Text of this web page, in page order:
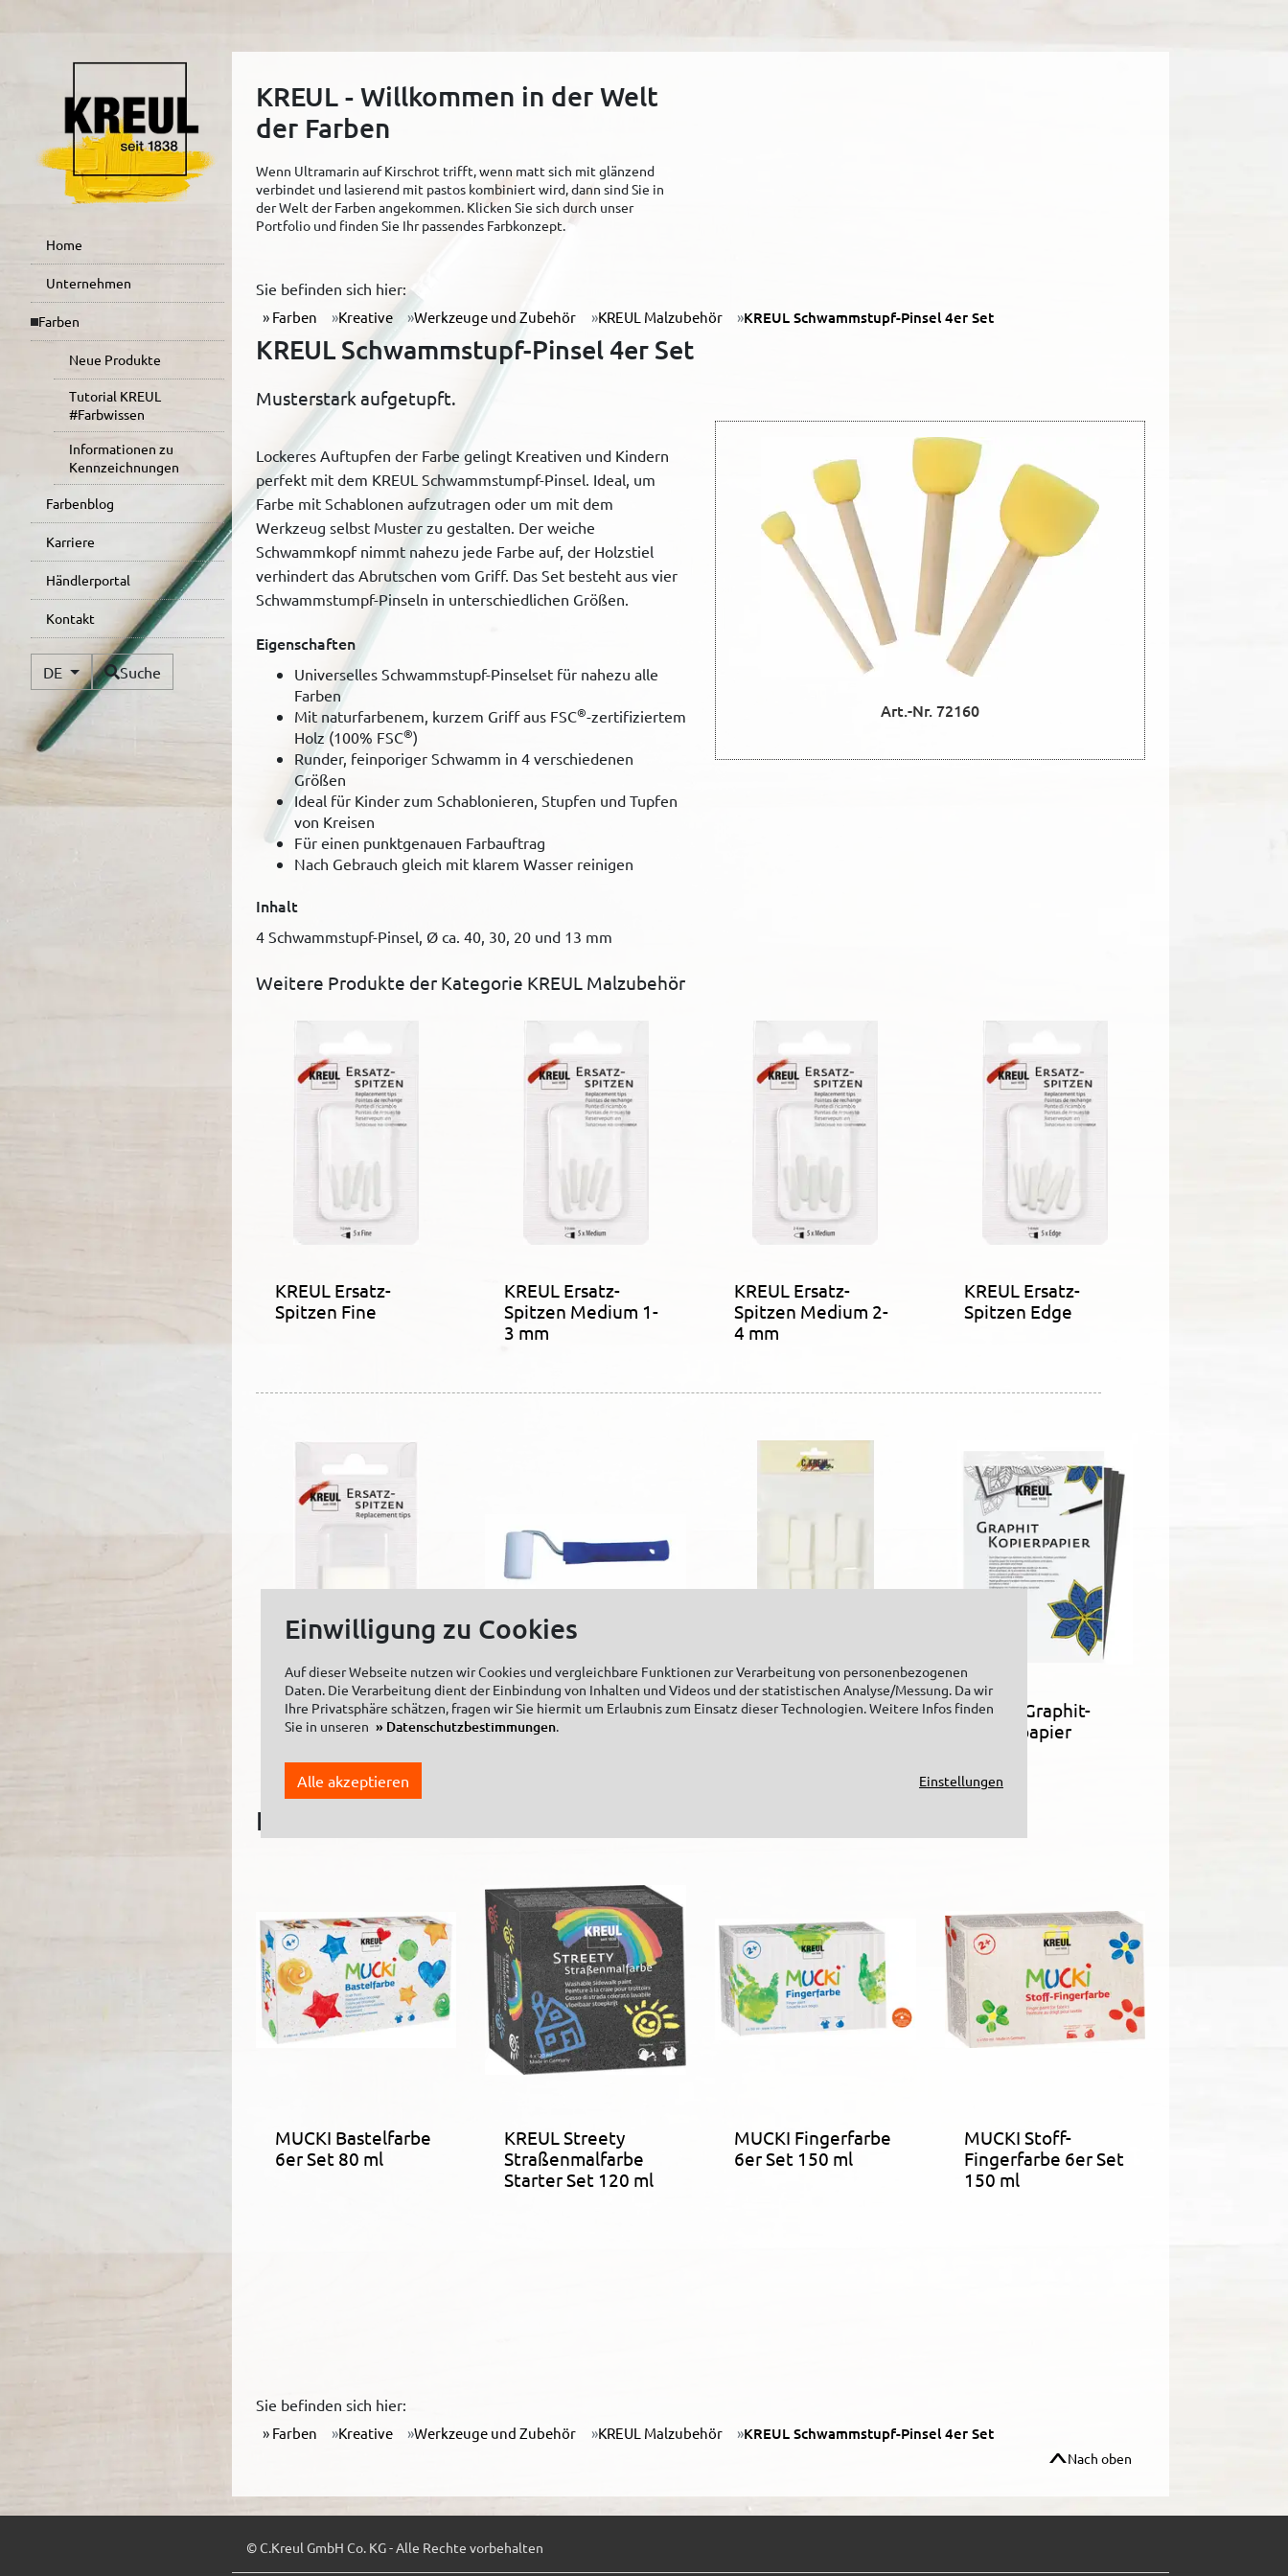
Home
Unternehmen
Farben
Neue Produkte
Tutorial KREUL
#Farbwissen
Informationen zu
Kennzeichnungen
Farbenblog
Karriere
Händlerportal
Kontakt
DE Verfügbare Sprachen
Suche
KREUL - Willkommen in der Welt
der Farben
Wenn Ultramarin auf Kirschrot trifft, wenn matt sich mit glänzend
verbindet und lasierend mit pastos kombiniert wird, dann sind Sie in
der Welt der Farben angekommen. Klicken Sie sich durch unser
Portfolio und finden Sie Ihr passendes Farbkonzept.
Sie befinden sich hier:
Farben Kreative Werkzeuge und Zubehör KREUL Malzubehör KREUL Schwammstupf-Pinsel 4er Set
KREUL Schwammstupf-Pinsel 4er Set
Musterstark aufgetupft.
Lockeres Auftupfen der Farbe gelingt Kreativen und Kindern
perfekt mit dem KREUL Schwammstumpf-Pinsel. Ideal, um
Farbe mit Schablonen aufzutragen oder um mit dem
Werkzeug selbst Muster zu gestalten. Der weiche
Schwammkopf nimmt nahezu jede Farbe auf, der Holzstiel
verhindert das Abrutschen vom Griff. Das Set besteht aus vier
Schwammstumpf-Pinseln in unterschiedlichen Größen.
Eigenschaften
Universelles Schwammstupf-Pinselset für nahezu alle
Farben
Mit naturfarbenem, kurzem Griff aus FSC®-zertifiziertem
Holz (100% FSC®)
Runder, feinporiger Schwamm in 4 verschiedenen
Größen
Ideal für Kinder zum Schablonieren, Stupfen und Tupfen
von Kreisen
Für einen punktgenauen Farbauftrag
Nach Gebrauch gleich mit klarem Wasser reinigen
Inhalt
4 Schwammstupf-Pinsel, Ø ca. 40, 30, 20 und 13 mm
Art.-Nr. 72160
Weitere Produkte der Kategorie KREUL Malzubehör
KREUL Ersatz-
Spitzen Fine
KREUL Ersatz-
Spitzen Medium 1-
3 mm
KREUL Ersatz-
Spitzen Medium 2-
4 mm
KREUL Ersatz-
Spitzen Edge
KREUL Ersatz-
Spitzen XXL
KREUL Farb- und
Schablonierroller 5
KREUL
KREUL Graphit-
Kopierpapier
Dazu passen
MUCKI Bastelfarbe
6er Set 80 ml
KREUL Streety
Straßenmalfarbe
Starter Set 120 ml
MUCKI Fingerfarbe
6er Set 150 ml
MUCKI Stoff-
Fingerfarbe 6er Set
150 ml
Sie befinden sich hier:
Farben Kreative Werkzeuge und Zubehör KREUL Malzubehör KREUL Schwammstupf-Pinsel 4er Set
Nach oben
© C.Kreul GmbH Co. KG - Alle Rechte vorbehalten
Einwilligung zu Cookies
Auf dieser Webseite nutzen wir Cookies und vergleichbare Funktionen zur Verarbeitung von personenbezogenen
Daten. Die Verarbeitung dient der Einbindung von Inhalten und Videos und der statistischen Analyse/Messung. Da wir
Ihre Privatsphäre schätzen, fragen wir Sie hiermit um Erlaubnis zum Einsatz dieser Technologien. Weitere Infos finden
Sie in unseren
Datenschutzbestimmungen.
Alle akzeptieren Einstellungen